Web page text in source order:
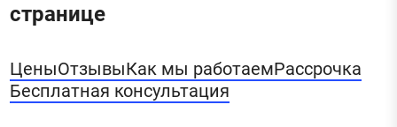
странице
ЦеныОтзывыКак мы работаемРассрочка
Бесплатная консультация